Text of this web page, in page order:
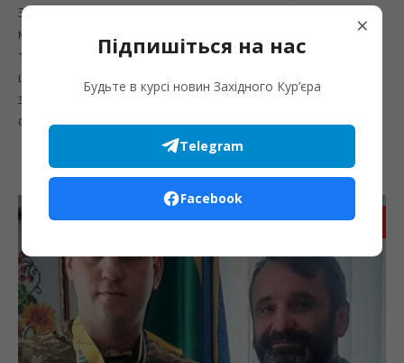
Західний кур’єр з посиланням на пресслужбу Яремчаеської
міської ради. Цим рішенням передбачено запровадити на
території Яремчанської міської територіальної громади
щоденно в проміжку з 9:00 до 9:01 під час
загальнонаціональної хвилини мовчання за
співвітчизниками, загиблими внаслідок...
Запис
×
Підпишіться на нас
Будьте в курсі новин Західного Кур’єра
Telegram
Facebook